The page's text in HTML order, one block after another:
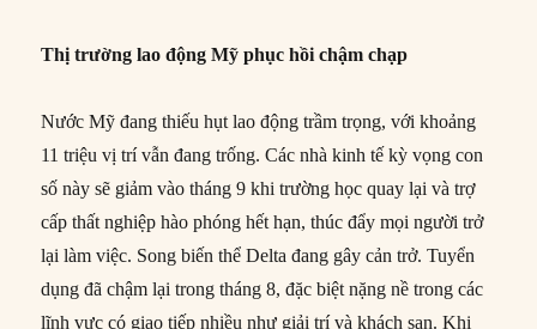
Thị trường lao động Mỹ phục hồi chậm chạp
Nước Mỹ đang thiếu hụt lao động trầm trọng, với khoảng
11 triệu vị trí vẫn đang trống. Các nhà kinh tế kỳ vọng con
số này sẽ giảm vào tháng 9 khi trường học quay lại và trợ
cấp thất nghiệp hào phóng hết hạn, thúc đẩy mọi người trở
lại làm việc. Song biến thể Delta đang gây cản trở. Tuyển
dụng đã chậm lại trong tháng 8, đặc biệt nặng nề trong các
lĩnh vực có giao tiếp nhiều như giải trí và khách sạn. Khi